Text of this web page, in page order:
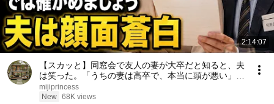
2:14:07
【スカッと】同窓会で友人の妻が大卒だと知ると、夫
は笑った。「うちの妻は高卒で、本当に頭が悪い」私
は微笑んだ。「では、どちらが愚かか確かめましょ
う」――数分後、夫は顔面蒼白になった……。
mijiprincess
New 68K views